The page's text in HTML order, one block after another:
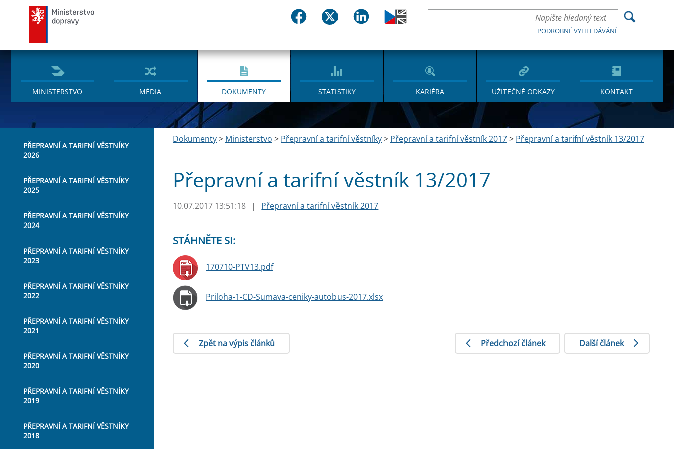
PODROBNÉ VYHLEDÁVÁNÍ
MINISTERSTVO MÉDIA DOKUMENTY STATISTIKY KARIÉRA UŽITEČNÉ ODKAZY KONTAKT
PŘEPRAVNÍ A TARIFNÍ VĚSTNÍKY
2026
PŘEPRAVNÍ A TARIFNÍ VĚSTNÍKY
2025
PŘEPRAVNÍ A TARIFNÍ VĚSTNÍKY
2024
PŘEPRAVNÍ A TARIFNÍ VĚSTNÍKY
2023
PŘEPRAVNÍ A TARIFNÍ VĚSTNÍKY
2022
PŘEPRAVNÍ A TARIFNÍ VĚSTNÍKY
2021
PŘEPRAVNÍ A TARIFNÍ VĚSTNÍKY
2020
PŘEPRAVNÍ A TARIFNÍ VĚSTNÍKY
2019
PŘEPRAVNÍ A TARIFNÍ VĚSTNÍKY
2018
Dokumenty> Ministerstvo > Přepravní a tarifní věstníky> Přepravní a tarifní věstník 2017> Přepravní a tarifní věstník 13/2017
Přepravní a tarifní věstník 13/2017
10.07.2017 13:51:18 | Přepravní a tarifní věstník 2017
STÁHNĚTE SI:
170710-PTV13.pdf
Priloha-1-CD-Sumava-ceniky-autobus-2017.xlsx
Zpět na výpis článků Předchozí článek Další článek